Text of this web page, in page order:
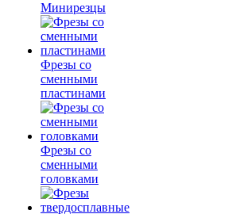
Минирезцы
Фрезы со
сменными
пластинами
Фрезы со
сменными
головками